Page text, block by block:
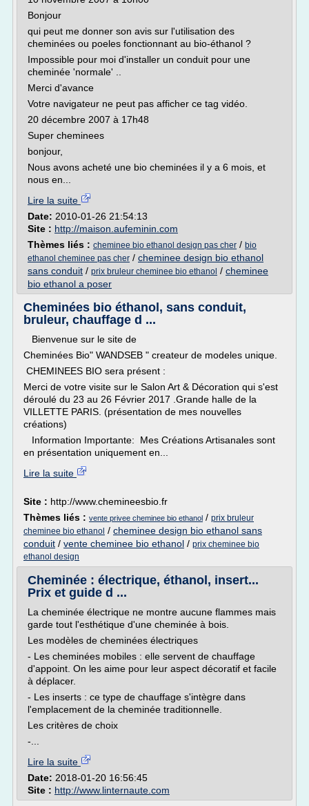
Bonjour
qui peut me donner son avis sur l'utilisation des
cheminées ou poeles fonctionnant au bio-éthanol ?
Impossible pour moi d'installer un conduit pour une
cheminée 'normale' ..
Merci d'avance
Votre navigateur ne peut pas afficher ce tag vidéo.
20 décembre 2007 à 17h48
Super cheminees
bonjour,
Nous avons acheté une bio cheminées il y a 6 mois, et
nous en...
Lire la suite
Date: 2010-01-26 21:54:13
Site : http://maison.aufeminin.com
Thèmes liés : cheminee bio ethanol design pas cher / bio
ethanol cheminee pas cher / cheminee design bio ethanol
sans conduit / prix bruleur cheminee bio ethanol / cheminee
bio ethanol a poser
Cheminées bio éthanol, sans conduit,
bruleur, chauffage d ...
Bienvenue sur le site de
Cheminées Bio" WANDSEB " createur de modeles unique.
CHEMINEES BIO sera présent :
Merci de votre visite sur le Salon Art & Décoration qui s'est
déroulé du 23 au 26 Février 2017 .Grande halle de la
VILLETTE PARIS. (présentation de mes nouvelles
créations)
Information Importante: Mes Créations Artisanales sont
en présentation uniquement en...
Lire la suite
Site : http://www.chemineesbio.fr
Thèmes liés : vente privee cheminee bio ethanol / prix bruleur
cheminee bio ethanol / cheminee design bio ethanol sans
conduit / vente cheminee bio ethanol / prix cheminee bio
ethanol design
Cheminée : électrique, éthanol, insert...
Prix et guide d ...
La cheminée électrique ne montre aucune flammes mais
garde tout l'esthétique d'une cheminée à bois.
Les modèles de cheminées électriques
- Les cheminées mobiles : elle servent de chauffage
d'appoint. On les aime pour leur aspect décoratif et facile
à déplacer.
- Les inserts : ce type de chauffage s'intègre dans
l'emplacement de la cheminée traditionnelle.
Les critères de choix
-...
Lire la suite
Date: 2018-01-20 16:56:45
Site : http://www.linternaute.com